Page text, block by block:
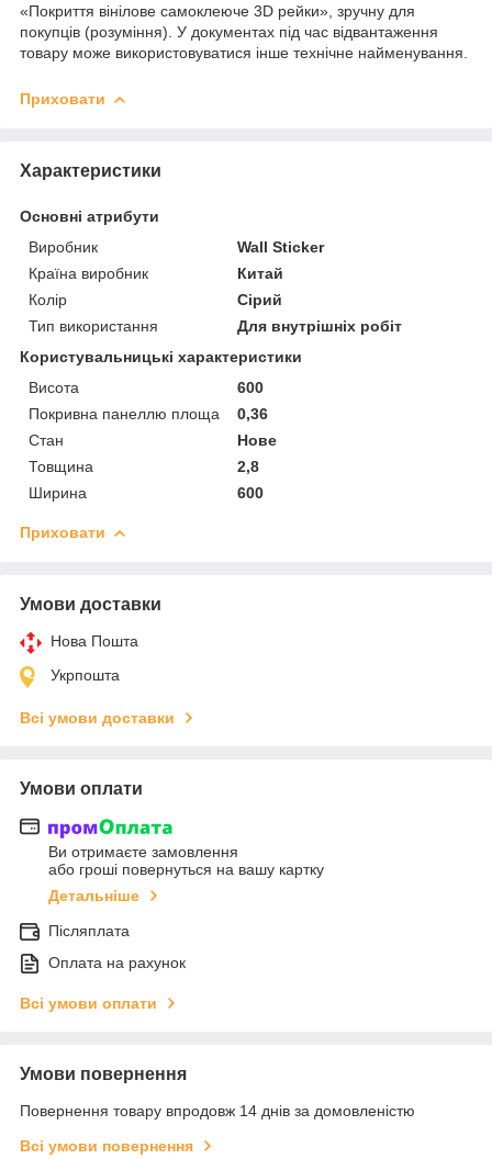
«Покриття вінілове самоклеюче 3D рейки», зручну для
покупців (розуміння). У документах під час відвантаження
товару може використовуватися інше технічне найменування.
Приховати
Характеристики
Основні атрибути
Виробник
Wall Sticker
Країна виробник
Китай
Колір
Сірий
Тип використання
Для внутрішніх робіт
Користувальницькі характеристики
Висота
600
Покривна панеллю площа
0,36
Стан
Нове
Товщина
2,8
Ширина
600
Приховати
Умови доставки
Нова Пошта
Укрпошта
Всі умови доставки
Умови оплати
Ви отримаєте замовлення
або гроші повернуться на вашу картку
Детальніше
Післяплата
Оплата на рахунок
Всі умови оплати
Умови повернення
Повернення товару впродовж 14 днів за домовленістю
Всі умови повернення